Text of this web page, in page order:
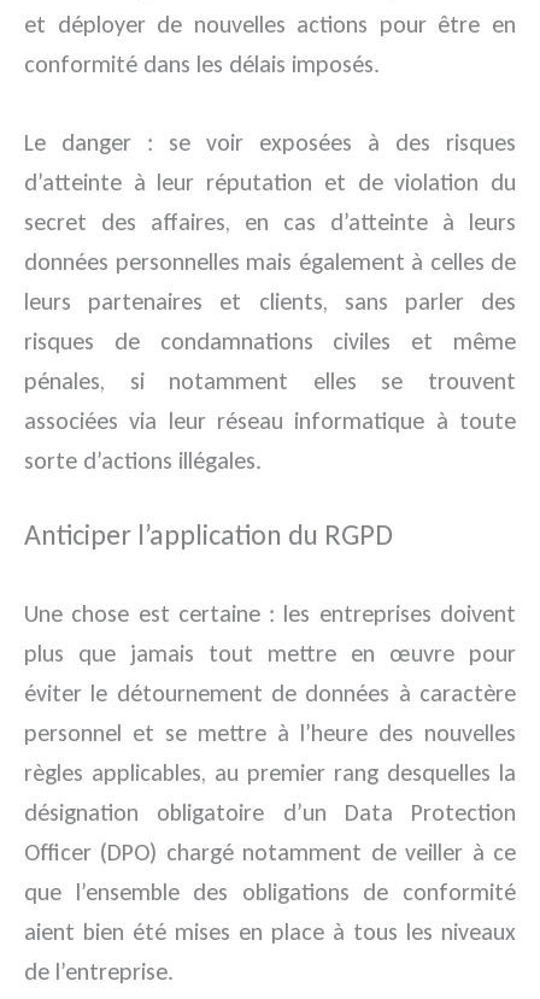
et déployer de nouvelles actions pour être en
conformité dans les délais imposés.
Le danger : se voir exposées à des risques
d’atteinte à leur réputation et de violation du
secret des affaires, en cas d’atteinte à leurs
données personnelles mais également à celles de
leurs partenaires et clients, sans parler des
risques de condamnations civiles et même
pénales, si notamment elles se trouvent
associées via leur réseau informatique à toute
sorte d’actions illégales.
Anticiper l’application du RGPD
Une chose est certaine : les entreprises doivent
plus que jamais tout mettre en œuvre pour
éviter le détournement de données à caractère
personnel et se mettre à l’heure des nouvelles
règles applicables, au premier rang desquelles la
désignation obligatoire d’un Data Protection
Officer (DPO) chargé notamment de veiller à ce
que l’ensemble des obligations de conformité
aient bien été mises en place à tous les niveaux
de l’entreprise.